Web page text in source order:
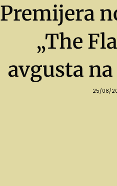
Premijera
„The
avgusta
25/08/